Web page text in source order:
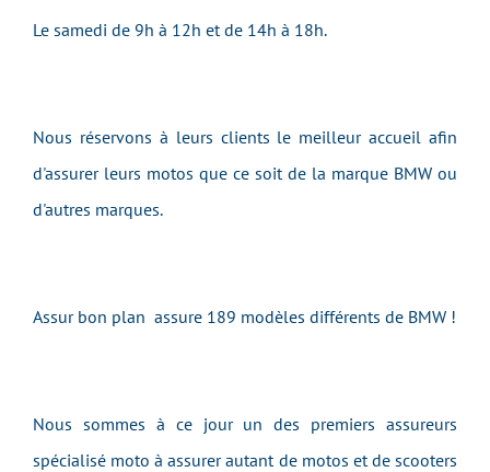
Le samedi de 9h à 12h et de 14h à 18h.
Nous réservons à leurs clients le meilleur accueil afin
d'assurer leurs motos que ce soit de la marque BMW ou
d'autres marques.
Assur bon plan assure 189 modèles différents de BMW !
Nous sommes à ce jour un des premiers assureurs
spécialisé moto à assurer autant de motos et de scooters